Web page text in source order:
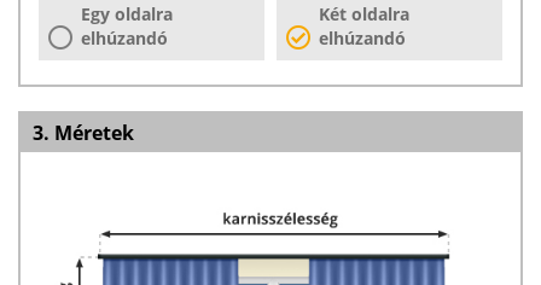
Egy oldalra
elhúzandó
Két oldalra
elhúzandó
3. Méretek